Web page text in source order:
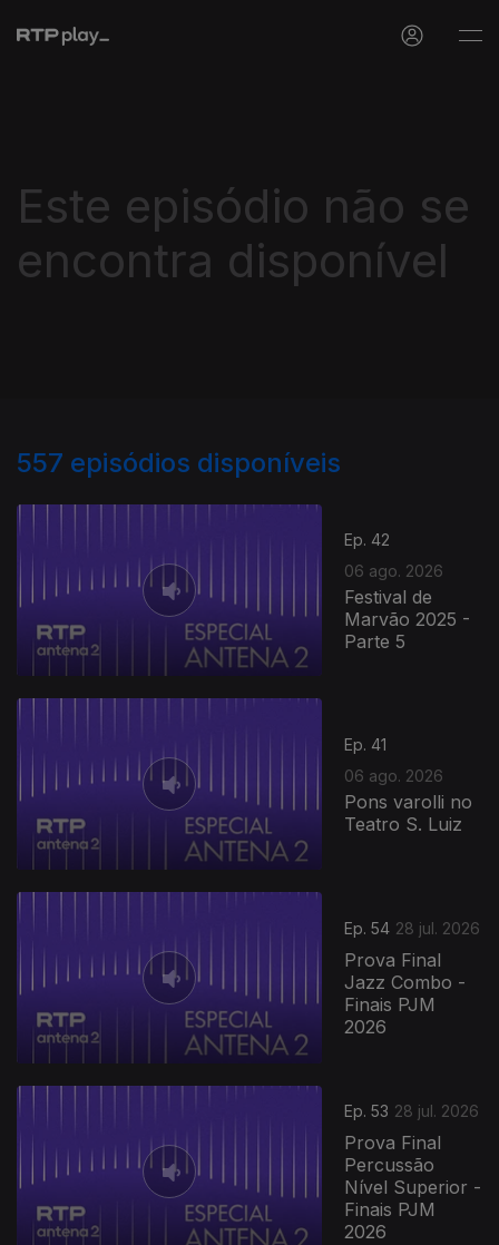
Este episódio não se
encontra disponível
557 episódios disponíveis
Ep. 42
06 ago. 2026
Festival de
Marvão 2025 -
Parte 5
Ep. 41
06 ago. 2026
Pons varolli no
Teatro S. Luiz
Ep. 54 28 jul. 2026
Prova Final
Jazz Combo -
Finais PJM
2026
Ep. 53 28 jul. 2026
Prova Final
Percussão
Nível Superior -
Finais PJM
2026